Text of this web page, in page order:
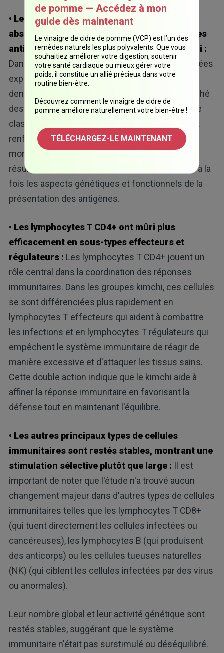
• Les tests de laboratoire ont confirmé une
absorption et une présentation plus fortes des
antigènes dans les cellules traitées au kimchi :
Dans des cellules immunitaires humaines cultivées
exposées à des extraits de kimchi, les cellules
dendritiques ont absorbé plus d'antigène et affiché
des niveaux plus élevés de protéines du CMH de
classe II à leur surface. Ces résultats in vitro ont
renforcé ce que le séquençage unicellulaire a
montré chez les participants. Ensemble, les
résultats ont démontré que le kimchi améliorait à la
fois les aspects génétiques et fonctionnels de la
présentation des antigènes.
• Les lymphocytes T CD4+ ont mûri plus
efficacement en sous-types effecteurs et
régulateurs : Les lymphocytes T CD4+ jouent un
rôle central dans la coordination des réponses
immunitaires. Dans les groupes kimchi, ces cellules
se sont différenciées plus rapidement en
lymphocytes T effecteurs qui aident à combattre
les infections et en lymphocytes T régulateurs qui
empêchent le système immunitaire de réagir de
manière excessive et d'attaquer les tissus sains.
Cette double action indique que le kimchi aide à
affiner la réponse immunitaire en favorisant la
défense tout en maintenant l'équilibre.
• Les autres principaux types de cellules
immunitaires sont restés stables, montrant une
stimulation sélective plutôt que large : Il est
important de noter que l'étude n'a trouvé aucun
changement majeur dans d'autres types de cellules
immunitaires telles que les lymphocytes T CD8+
(qui tuent directement les cellules infectées ou
cancéreuses), les lymphocytes B (qui produisent
des anticorps) ou les cellules tueuses naturelles
(NK) (qui ciblent les cellules infectées par des virus
ou anormales).
Leur nombre global et leur activité génétique sont
restés stables, suggérant que le système
immunitaire n'était pas surstimulé ou déséquilibré.
de pomme — Accédez à mon
guide dès maintenant
Le vinaigre de cidre de pomme (VCP) est l’un des
remèdes naturels les plus polyvalents. Que vous
souhaitiez améliorer votre digestion, soutenir
votre santé cardiaque ou mieux gérer votre
poids, il constitue un allié précieux dans votre
routine bien-être.
Découvrez comment le vinaigre de cidre de
pomme améliore naturellement votre bien-être !
TÉLÉCHARGEZ-LE MAINTENANT